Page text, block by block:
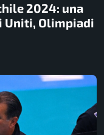
2024: una
Uniti, Olimpiadi